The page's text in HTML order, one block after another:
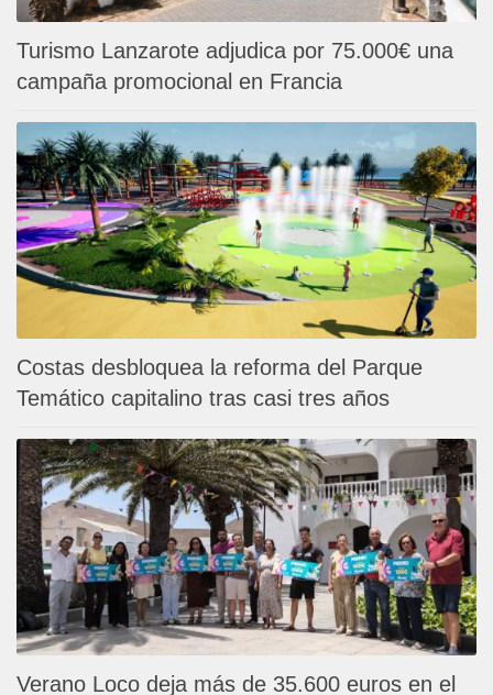
Turismo Lanzarote adjudica por 75.000€ una
campaña promocional en Francia
Costas desbloquea la reforma del Parque
Temático capitalino tras casi tres años
Verano Loco deja más de 35.600 euros en el